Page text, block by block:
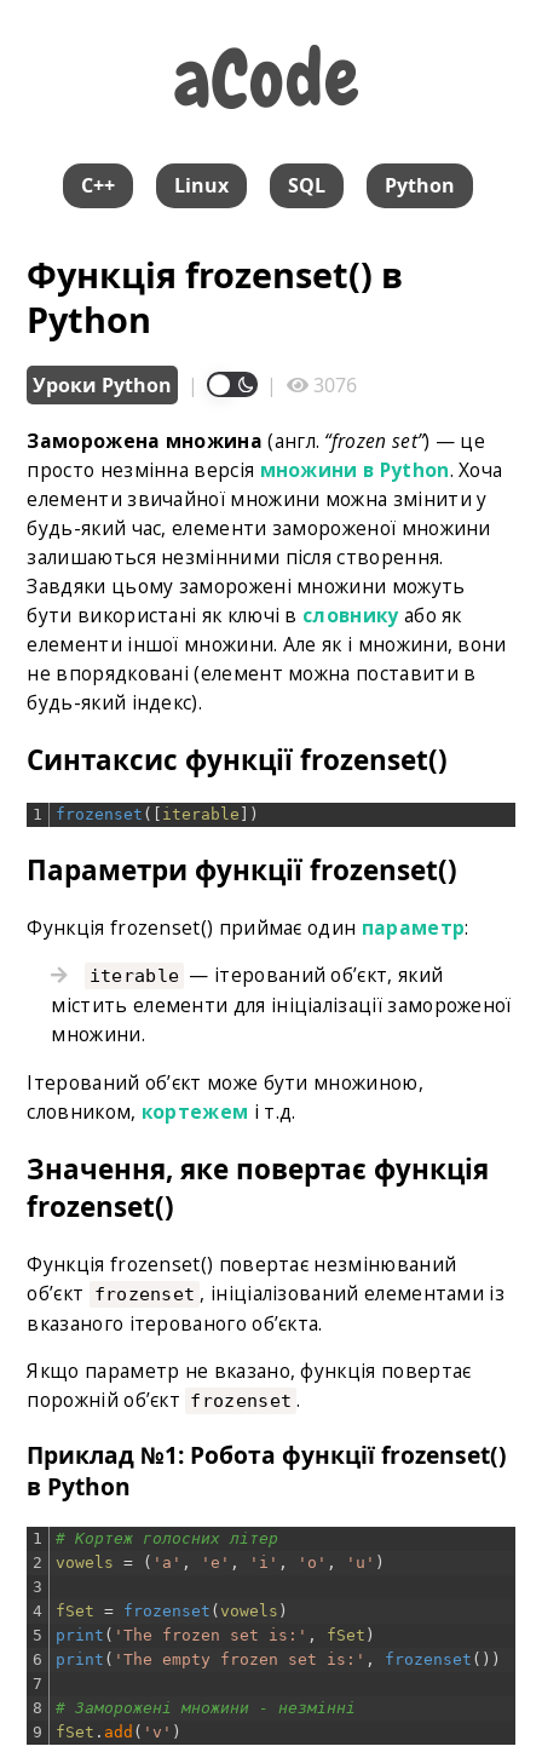
aCode
aCode
C++ Linux SQL Python
Функція frozenset() в
Python
Уроки Python | | 3076
Заморожена множина (англ. “frozen set”) — це
просто незмінна версія множини в Python. Хоча
елементи звичайної множини можна змінити у
будь-який час, елементи замороженої множини
залишаються незмінними після створення.
Завдяки цьому заморожені множини можуть
бути використані як ключі в словникуабо як
елементи іншої множини. Але як і множини, вони
не впорядковані (елемент можна поставити в
будь-який індекс).
Синтаксис функції frozenset()
1 frozenset ( iterable )
Параметри функції frozenset()
Функція frozenset() приймає один параметр:
iterable — ітерований об’єкт, який
містить елементи для ініціалізації замороженої
множини.
Ітерований об’єкт може бути множиною,
словником, кортежем і т.д.
Значення, яке повертає функція
frozenset()
Функція frozenset() повертає незмінюваний
об’єкт
frozenset , ініціалізований елементами із
вказаного ітерованого об’єкта.
Якщо параметр не вказано, функція повертає
порожній об’єкт frozenset .
Приклад №1: Робота функції frozenset()
в Python
1
2
3
4
5
6
7
8
9
# Кортеж голосних літер
vowels
= ( 'a' , 'e' , 'i' , 'o' , 'u' )
fSet = frozenset (vowels )
print ( 'The frozen set is:' , fSet )
print ( 'The empty frozen set is:' , frozenset ( ) )
# Заморожені множини - незмінні
fSet . add ( 'v' )